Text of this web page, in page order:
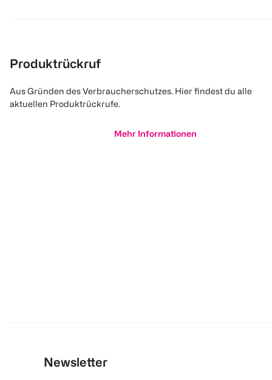
Produktrückruf
Aus Gründen des Verbraucherschutzes. Hier findest du alle
aktuellen Produktrückrufe.
Mehr Informationen
Newsletter